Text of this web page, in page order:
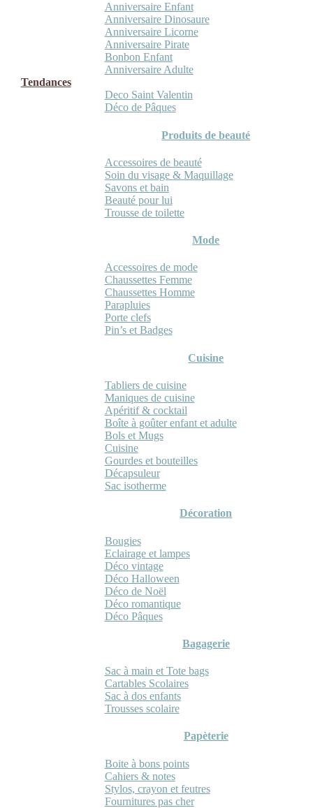
Anniversaire Enfant
Anniversaire Dinosaure
Anniversaire Licorne
Anniversaire Pirate
Bonbon Enfant
Anniversaire Adulte
Tendances
Deco Saint Valentin
Déco de Pâques
Produits de beauté
Accessoires de beauté
Soin du visage & Maquillage
Savons et bain
Beauté pour lui
Trousse de toilette
Mode
Accessoires de mode
Chaussettes Femme
Chaussettes Homme
Parapluies
Porte clefs
Pin’s et Badges
Cuisine
Tabliers de cuisine
Maniques de cuisine
Apéritif & cocktail
Boîte à goûter enfant et adulte
Bols et Mugs
Cuisine
Gourdes et bouteilles
Décapsuleur
Sac isotherme
Décoration
Bougies
Eclairage et lampes
Déco vintage
Déco Halloween
Déco de Noël
Déco romantique
Déco Pâques
Bagagerie
Sac à main et Tote bags
Cartables Scolaires
Sac à dos enfants
Trousses scolaire
Papèterie
Boite à bons points
Cahiers & notes
Stylos, crayon et feutres
Fournitures pas cher